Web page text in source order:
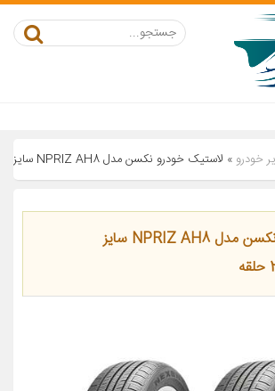
خودرو » لاستیک خودرو نکسن مدل NPRIZ AH8 سایز 225/45/17 – 2 حلقه
لاستیک خودرو نکسن مدل NPRIZ AH8 سایز